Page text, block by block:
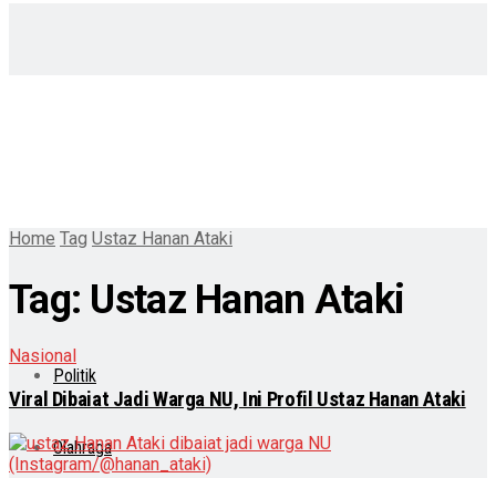
Politik
Olahraga
Home Tag Ustaz Hanan Ataki
Tag: Ustaz Hanan Ataki
Nasional
Viral Dibaiat Jadi Warga NU, Ini Profil Ustaz Hanan Ataki